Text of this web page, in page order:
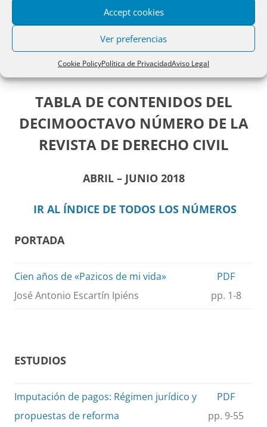
Accept cookies
Ver preferencias
Cookie PolicyPolítica de PrivacidadAviso Legal
Revista de Derecho civil. Volumen V.
Deja un comentario
TABLA DE CONTENIDOS DEL
DECIMOOCTAVO NÚMERO DE LA
REVISTA DE DERECHO CIVIL
ABRIL – JUNIO 2018
IR AL ÍNDICE DE TODOS LOS NÚMEROS
PORTADA
Cien años de «Pazicos de mi vida»
José Antonio Escartín Ipiéns
PDF
pp. 1-8
ESTUDIOS
Imputación de pagos: Régimen jurídico y
propuestas de reforma
PDF
pp. 9-55